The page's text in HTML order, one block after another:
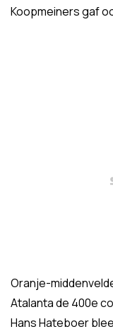
Koopmeiners gaf
Oranje-
Atalanta de 400e
Hans Hateboer